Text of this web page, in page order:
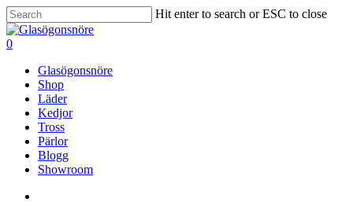
Skip
to
main
Hit enter to search or ESC to close
Close
Search
search
0
Glasögonsnöre
Shop
Läder
Kedjor
Tross
Pärlor
Blogg
Showroom